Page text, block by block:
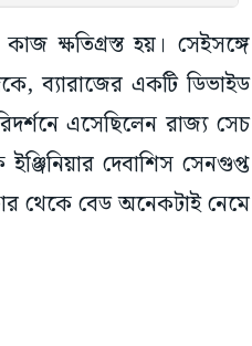
ক্ষতিগ্রস্ত হয়। সেইসঙ্গে
ব্যারাজের একটি ডিভাইড
এসেছিলেন রাজ্য সেচ
দেবাশিস সেনগুপ্ত
থেকে বেড অনেকটাই নেমে